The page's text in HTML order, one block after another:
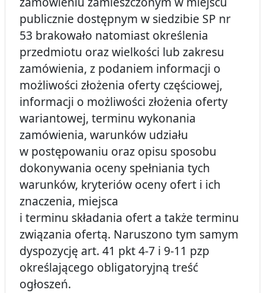
publicznie dostępnym w siedzibie SP nr
53 brakowało natomiast określenia
przedmiotu oraz wielkości lub zakresu
zamówienia, z podaniem informacji o
możliwości złożenia oferty częściowej,
informacji o możliwości złożenia oferty
wariantowej, terminu wykonania
zamówienia, warunków udziału
w postępowaniu oraz opisu sposobu
dokonywania oceny spełniania tych
warunków, kryteriów oceny ofert i ich
znaczenia, miejsca
i terminu składania ofert a także terminu
związania ofertą. Naruszono tym samym
dyspozycję art. 41 pkt 4-7 i 9-11 pzp
określającego obligatoryjną treść
ogłoszeń.